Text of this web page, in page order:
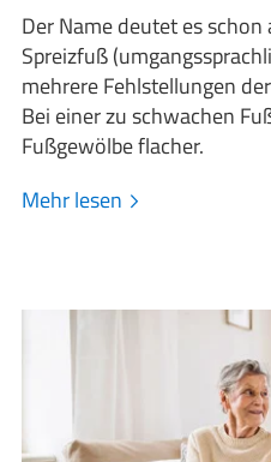
Der Name deutet es
Spreizfuß
mehrere Fehlstellungen
Bei einer zu schwachen
Fußgewölbe flacher.
Mehr lesen